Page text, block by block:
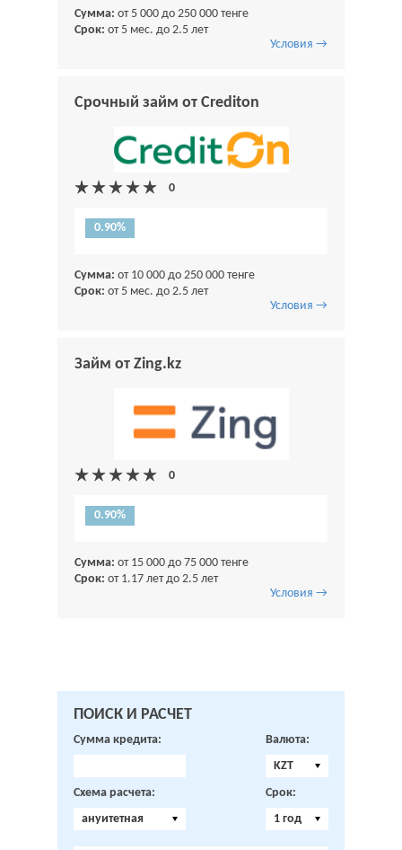
Сумма: от 5 000 до 250 000 тенге
Срок: от 5 мес. до 2.5 лет
Условия →
Срочный займ от Crediton
0.90%
Сумма: от 10 000 до 250 000 тенге
Срок: от 5 мес. до 2.5 лет
Условия →
Займ от Zing.kz
0.90%
Сумма: от 15 000 до 75 000 тенге
Срок: от 1.17 лет до 2.5 лет
Условия →
ПОИСК И РАСЧЕТ
Сумма кредита:
Валюта:
KZT
Схема расчета:
ануитетная
Срок:
1 год